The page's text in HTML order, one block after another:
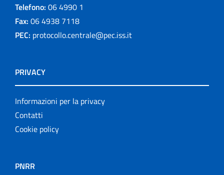
Telefono: 06 4990 1
Fax: 06 4938 7118
PEC: protocollo.centrale@pec.iss.it
PRIVACY
Informazioni per la privacy
Contatti
Cookie policy
PNRR